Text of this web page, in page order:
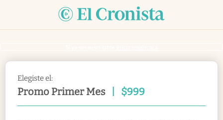
Elegiste el:
Promo Primer Mes $999